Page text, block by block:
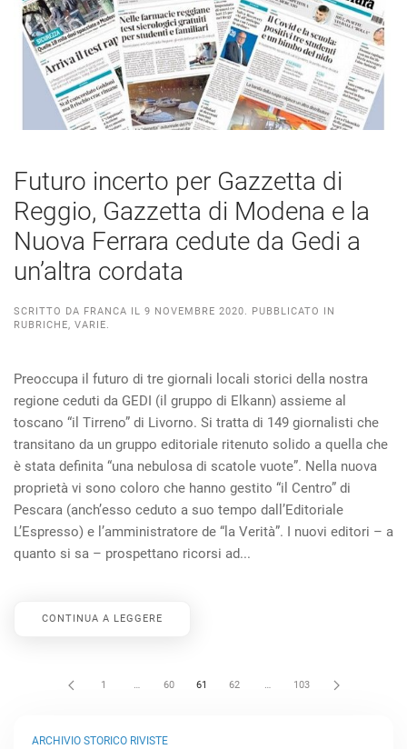
Futuro incerto per Gazzetta di
Reggio, Gazzetta di Modena e la
Nuova Ferrara cedute da Gedi a
un’altra cordata
SCRITTO DA FRANCA IL 9 NOVEMBRE 2020. PUBBLICATO IN
RUBRICHE, VARIE.
Preoccupa il futuro di tre giornali locali storici della nostra
regione ceduti da GEDI (il gruppo di Elkann) assieme al
toscano “il Tirreno” di Livorno. Si tratta di 149 giornalisti che
transitano da un gruppo editoriale ritenuto solido a quella che
è stata definita “una nebulosa di scatole vuote”. Nella nuova
proprietà vi sono coloro che hanno gestito “il Centro” di
Pescara (anch’esso ceduto a suo tempo dall’Editoriale
L’Espresso) e l’amministratore de “la Verità”. I nuovi editori – a
quanto si sa – prospettano ricorsi ad...
CONTINUA A LEGGERE
1 … 60 61 62 … 103
ARCHIVIO STORICO RIVISTE